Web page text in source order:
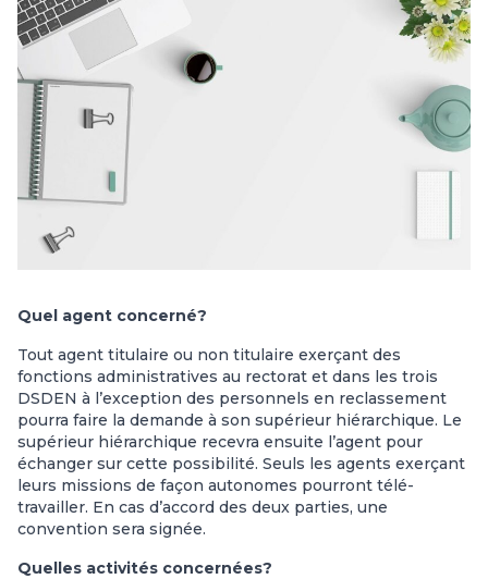
Quel agent concerné?
Tout agent titulaire ou non titulaire exerçant des
fonctions administratives au rectorat et dans les trois
DSDEN à l’exception des personnels en reclassement
pourra faire la demande à son supérieur hiérarchique. Le
supérieur hiérarchique recevra ensuite l’agent pour
échanger sur cette possibilité. Seuls les agents exerçant
leurs missions de façon autonomes pourront télé-
travailler. En cas d’accord des deux parties, une
convention sera signée.
Quelles activités concernées?